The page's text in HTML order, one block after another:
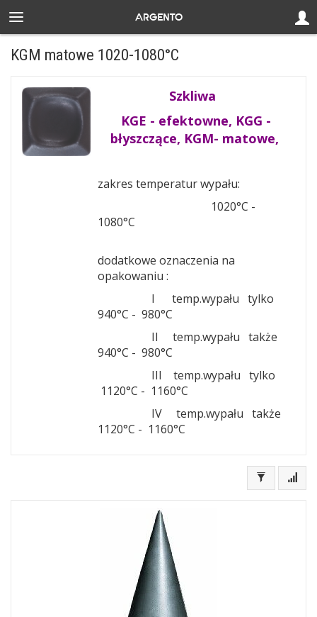
KGM matowe 1020-1080°C
Szkliwa
KGE - efektowne, KGG -
błyszczące, KGM- matowe,
zakres temperatur wypału:
1020°C -
1080°C
dodatkowe oznaczenia na
opakowaniu :
I temp.wypału tylko
940°C - 980°C
II temp.wypału także
940°C - 980°C
III temp.wypału tylko
1120°C - 1160°C
IV temp.wypału także
1120°C - 1160°C